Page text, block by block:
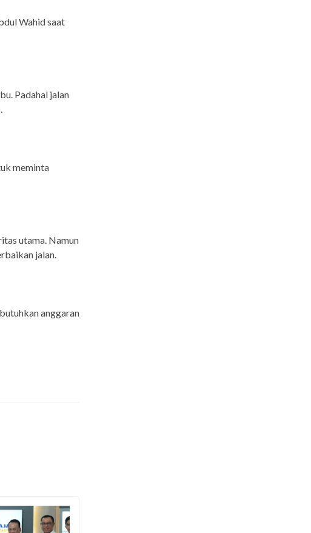
Wahid saat
Padahal jalan
meminta
utama. Namun
jalan.
anggaran